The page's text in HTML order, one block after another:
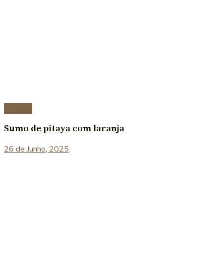
Sumo de pitaya com laranja
26 de Junho, 2025